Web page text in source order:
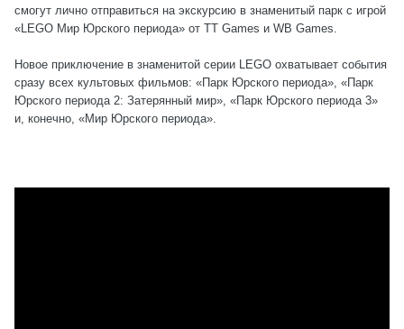
смогут лично отправиться на экскурсию в знаменитый парк с игрой
«LEGO Мир Юрского периода» от TT Games и WB Games.
Новое приключение в знаменитой серии LEGO охватывает события
сразу всех культовых фильмов: «Парк Юрского периода», «Парк
Юрского периода 2: Затерянный мир», «Парк Юрского периода 3»
и, конечно, «Мир Юрского периода».